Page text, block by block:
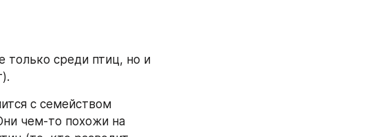
только среди птиц, но и
с семейством
чем-то похожи на